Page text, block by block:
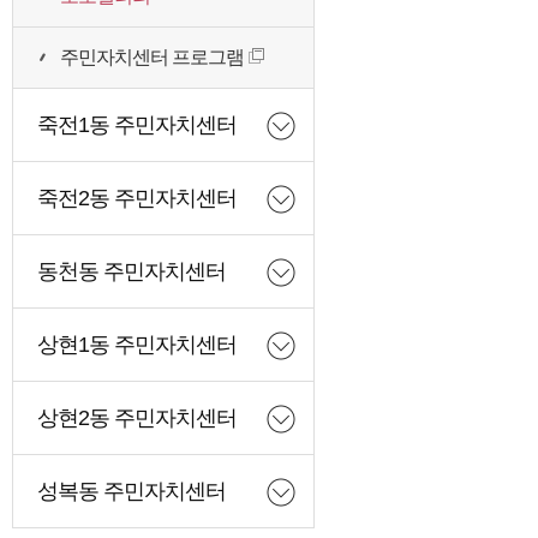
주민자치센터 프로그램
죽전1동 주민자치센터
죽전2동 주민자치센터
동천동 주민자치센터
상현1동 주민자치센터
상현2동 주민자치센터
성복동 주민자치센터